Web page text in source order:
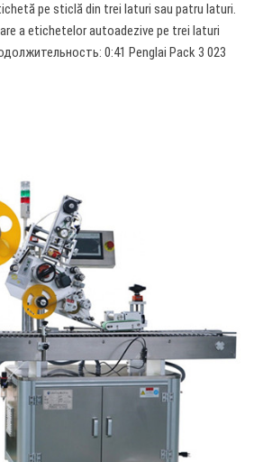
pe sticlă din trei laturi sau patru laturi.
a etichetelor autoadezive pe trei laturi
0:41 Penglai Pack 3 023